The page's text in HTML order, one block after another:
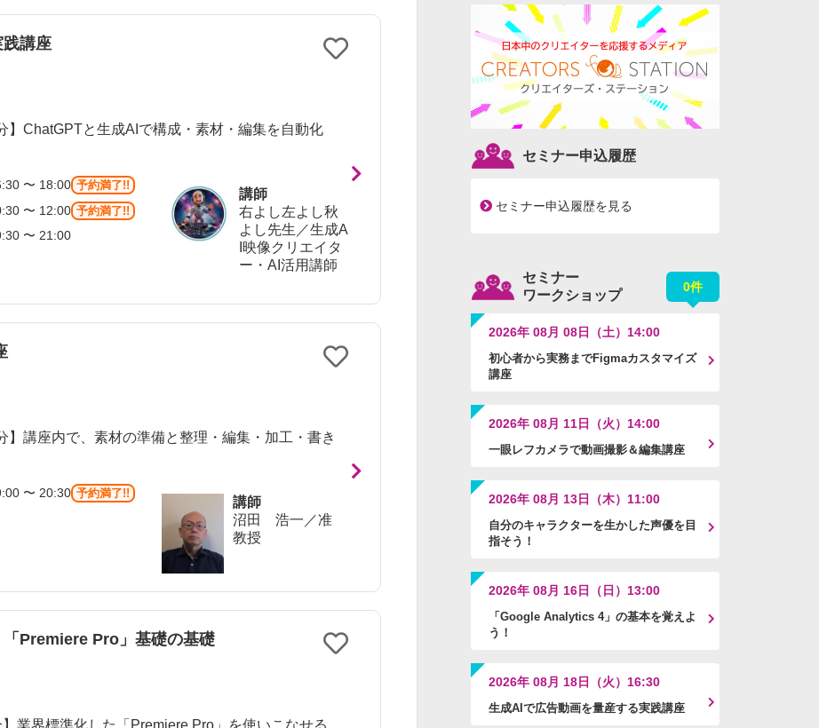
講座
】ChatGPTと生成AIで構成・素材・編集を自動化
〜 18:00 予約満了!!
〜 12:00 予約満了!!
〜 21:00
講師
右よし左よし秋
よし先生／生成A
I映像クリエイタ
ー・AI活用講師
】講座内で、素材の準備と整理・編集・加工・書き
〜 20:30 予約満了!!
講師
沼田 浩一／准
教授
「Premiere Pro」基礎の基礎
業界標準化した「Premiere Pro」を使いこなせる
セミナー申込履歴
セミナー申込履歴を見る
セミナー
ワークショップ
0件
2026年 08月 08日（土）14:00
初心者から実務までFigmaカスタマイズ
講座
2026年 08月 11日（火）14:00
一眼レフカメラで動画撮影＆編集講座
2026年 08月 13日（木）11:00
自分のキャラクターを生かした声優を目
指そう！
2026年 08月 16日（日）13:00
「Google Analytics 4」の基本を覚えよ
う！
2026年 08月 18日（火）16:30
生成AIで広告動画を量産する実践講座